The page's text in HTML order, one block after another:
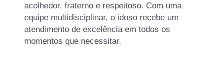
acolhedor, fraterno e respeitoso. Com uma
equipe multidisciplinar, o idoso recebe um
atendimento de excelência em todos os
momentos que necessitar.